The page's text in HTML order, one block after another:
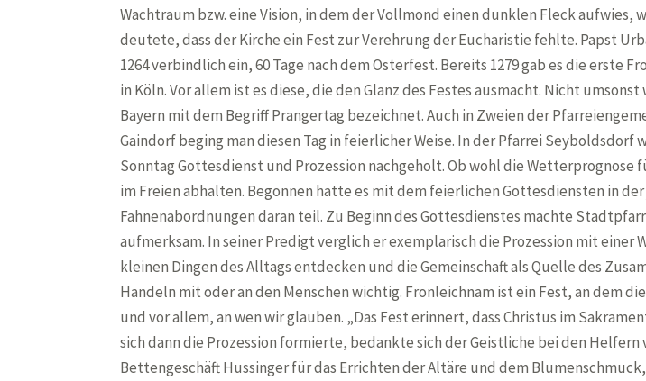
Wachtraum bzw. eine Vision, in dem der Vollmond einen dunklen Fleck aufwies,
deutete, dass der Kirche ein Fest zur Verehrung der Eucharistie fehlte. Papst
1264 verbindlich ein, 60 Tage nach dem Osterfest. Bereits 1279 gab es die erste
in Köln. Vor allem ist es diese, die den Glanz des Festes ausmacht. Nicht
Bayern mit dem Begriff Prangertag bezeichnet. Auch in Zweien der
Gaindorf beging man diesen Tag in feierlicher Weise. In der Pfarrei Seyboldsdorf
Sonntag Gottesdienst und Prozession nachgeholt. Ob wohl die Wetterprognose
im Freien abhalten. Begonnen hatte es mit dem feierlichen Gottesdiensten in
Fahnenabordnungen daran teil. Zu Beginn des Gottesdienstes machte
aufmerksam. In seiner Predigt verglich er exemplarisch die Prozession mit einer
kleinen Dingen des Alltags entdecken und die Gemeinschaft als Quelle des
Handeln mit oder an den Menschen wichtig. Fronleichnam ist ein Fest, an dem
und vor allem, an wen wir glauben. „Das Fest erinnert, dass Christus im
sich dann die Prozession formierte, bedankte sich der Geistliche bei den
Bettengeschäft Hussinger für das Errichten der Altäre und dem